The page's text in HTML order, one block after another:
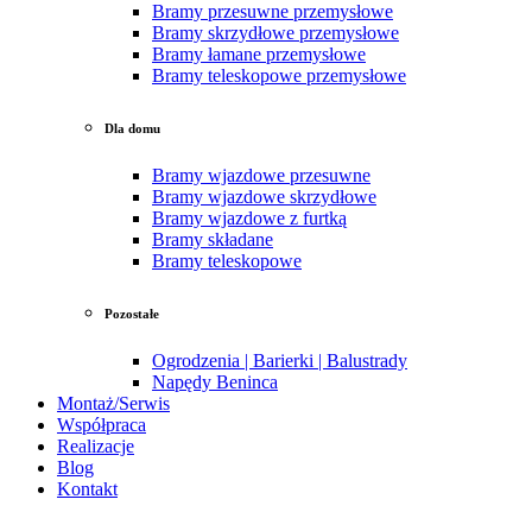
Bramy przesuwne przemysłowe
Bramy skrzydłowe przemysłowe
Bramy łamane przemysłowe
Bramy teleskopowe przemysłowe
Dla domu
Bramy wjazdowe przesuwne
Bramy wjazdowe skrzydłowe
Bramy wjazdowe z furtką
Bramy składane
Bramy teleskopowe
Pozostałe
Ogrodzenia | Barierki | Balustrady
Napędy Beninca
Montaż/Serwis
Współpraca
Realizacje
Blog
Kontakt